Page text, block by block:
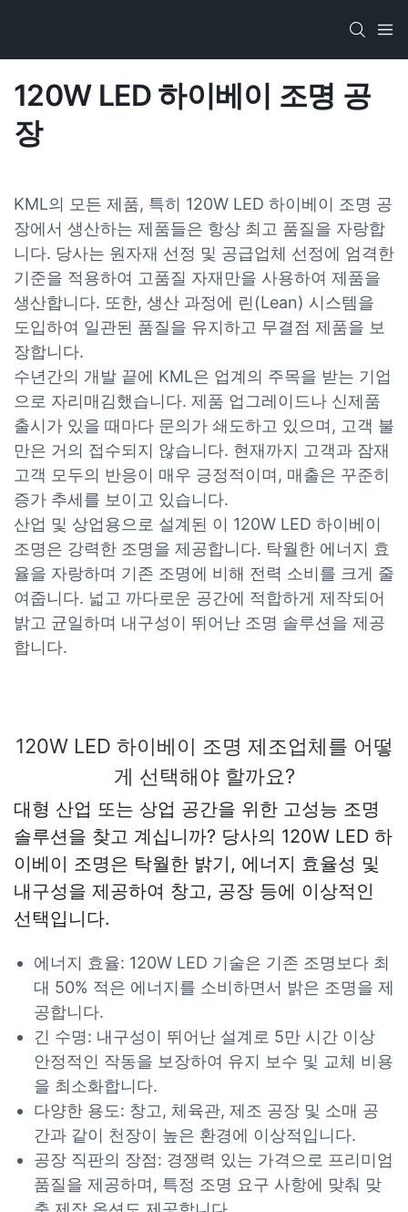
120W LED 하이베이 조명 공
장
KML의 모든 제품, 특히 120W LED 하이베이 조명 공
장에서 생산하는 제품들은 항상 최고 품질을 자랑합
니다. 당사는 원자재 선정 및 공급업체 선정에 엄격한
기준을 적용하여 고품질 자재만을 사용하여 제품을
생산합니다. 또한, 생산 과정에 린(Lean) 시스템을
도입하여 일관된 품질을 유지하고 무결점 제품을 보
장합니다.
수년간의 개발 끝에 KML은 업계의 주목을 받는 기업
으로 자리매김했습니다. 제품 업그레이드나 신제품
출시가 있을 때마다 문의가 쇄도하고 있으며, 고객 불
만은 거의 접수되지 않습니다. 현재까지 고객과 잠재
고객 모두의 반응이 매우 긍정적이며, 매출은 꾸준히
증가 추세를 보이고 있습니다.
산업 및 상업용으로 설계된 이 120W LED 하이베이
조명은 강력한 조명을 제공합니다. 탁월한 에너지 효
율을 자랑하며 기존 조명에 비해 전력 소비를 크게 줄
여줍니다. 넓고 까다로운 공간에 적합하게 제작되어
밝고 균일하며 내구성이 뛰어난 조명 솔루션을 제공
합니다.
120W LED 하이베이 조명 제조업체를 어떻
게 선택해야 할까요?
대형 산업 또는 상업 공간을 위한 고성능 조명
솔루션을 찾고 계십니까? 당사의 120W LED 하
이베이 조명은 탁월한 밝기, 에너지 효율성 및
내구성을 제공하여 창고, 공장 등에 이상적인
선택입니다.
에너지 효율: 120W LED 기술은 기존 조명보다 최
대 50% 적은 에너지를 소비하면서 밝은 조명을 제
공합니다.
긴 수명: 내구성이 뛰어난 설계로 5만 시간 이상
안정적인 작동을 보장하여 유지 보수 및 교체 비용
을 최소화합니다.
다양한 용도: 창고, 체육관, 제조 공장 및 소매 공
간과 같이 천장이 높은 환경에 이상적입니다.
공장 직판의 장점: 경쟁력 있는 가격으로 프리미엄
품질을 제공하며, 특정 조명 요구 사항에 맞춰 맞